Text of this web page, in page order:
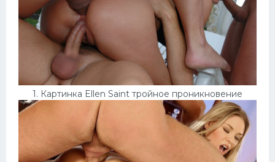
1. Картинка Ellen Saint тройное проникновение
Большие сиськи
Блондинки
Африка
Порно в чулках
Проститутки
Домашнее порно
Японки